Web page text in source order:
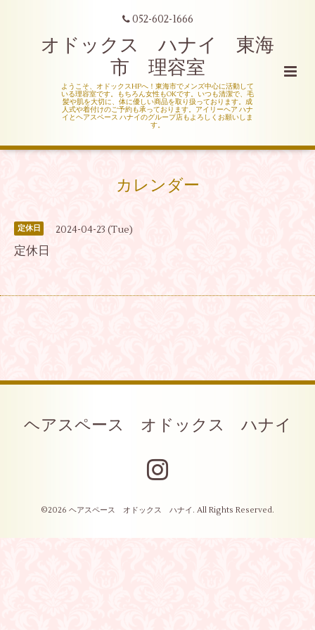
052-602-1666
オドックス ハナイ 東海
市 理容室
ようこそ、オドックスHPへ！東海市でメンズ中心に活動して
いる理容室です。もちろん女性もOKです。いつも清潔で、毛
髪や肌を大切に、体に優しい商品を取り扱っております。成
人式や着付けのご予約も承っております。アイリーヘア ハナ
イとヘアスペース ハナイのグループ店もよろしくお願いしま
す。
カレンダー
定休日 2024-04-23 (Tue)
定休日
ヘアスペース オドックス ハナイ
©2026 ヘアスペース オドックス ハナイ . All Rights Reserved.